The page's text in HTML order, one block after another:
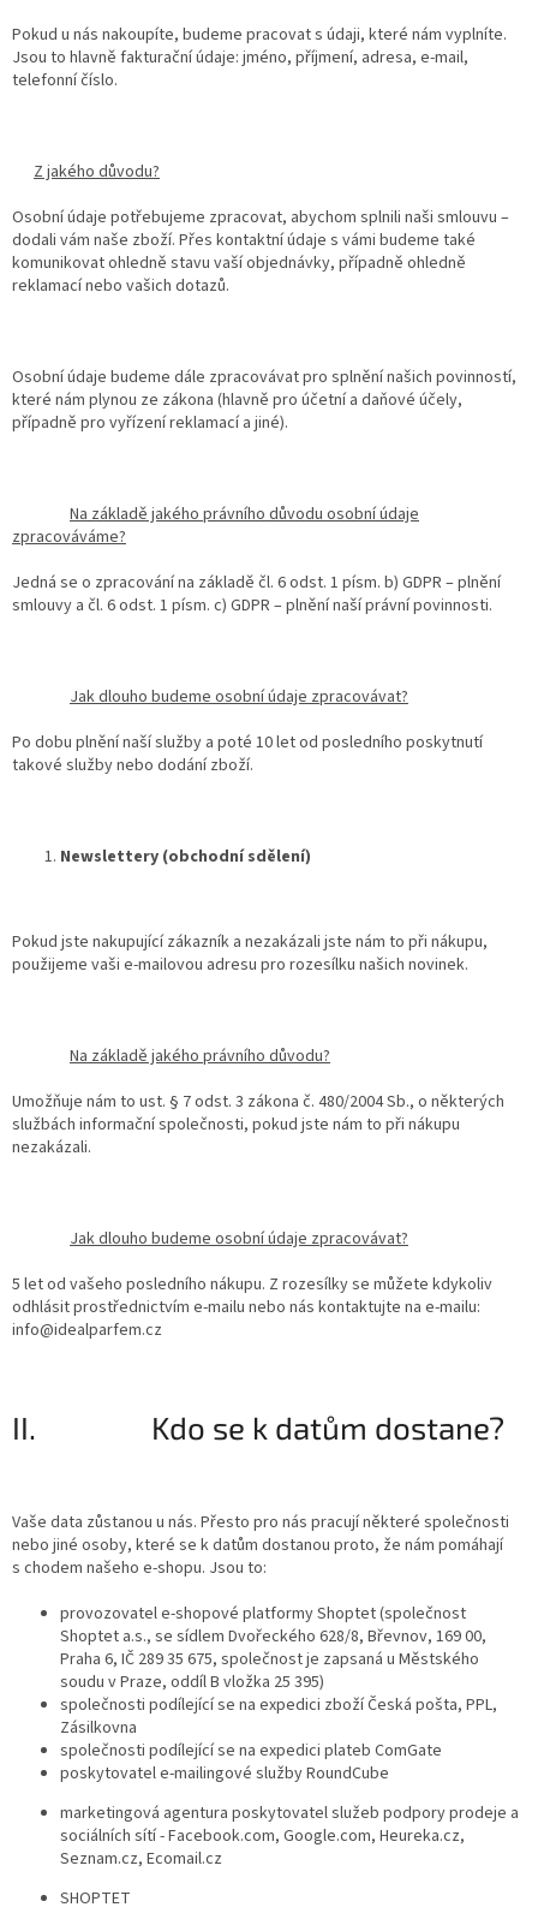
Pokud u nás nakoupíte, budeme pracovat s údaji, které nám vyplníte.
Jsou to hlavně fakturační údaje: jméno, příjmení, adresa, e-mail,
telefonní číslo.
Z jakého důvodu?
Osobní údaje potřebujeme zpracovat, abychom splnili naši smlouvu –
dodali vám naše zboží. Přes kontaktní údaje s vámi budeme také
komunikovat ohledně stavu vaší objednávky, případně ohledně
reklamací nebo vašich dotazů.
Osobní údaje budeme dále zpracovávat pro splnění našich povinností,
které nám plynou ze zákona (hlavně pro účetní a daňové účely,
případně pro vyřízení reklamací a jiné).
Na základě jakého právního důvodu osobní údaje
zpracováváme?
Jedná se o zpracování na základě čl. 6 odst. 1 písm. b) GDPR – plnění
smlouvy a čl. 6 odst. 1 písm. c) GDPR – plnění naší právní povinnosti.
Jak dlouho budeme osobní údaje zpracovávat?
Po dobu plnění naší služby a poté 10 let od posledního poskytnutí
takové služby nebo dodání zboží.
Newslettery (obchodní sdělení)
Pokud jste nakupující zákazník a nezakázali jste nám to při nákupu,
použijeme vaši e-mailovou adresu pro rozesílku našich novinek.
Na základě jakého právního důvodu?
Umožňuje nám to ust. § 7 odst. 3 zákona č. 480/2004 Sb., o některých
službách informační společnosti, pokud jste nám to při nákupu
nezakázali.
Jak dlouho budeme osobní údaje zpracovávat?
5 let od vašeho posledního nákupu. Z rozesílky se můžete kdykoliv
odhlásit prostřednictvím e-mailu nebo nás kontaktujte na e-mailu:
info@idealparfem.cz
II. Kdo se k datům dostane?
Vaše data zůstanou u nás. Přesto pro nás pracují některé společnosti
nebo jiné osoby, které se k datům dostanou proto, že nám pomáhají
s chodem našeho e-shopu. Jsou to:
provozovatel e-shopové platformy Shoptet (společnost
Shoptet a.s., se sídlem Dvořeckého 628/8, Břevnov, 169 00,
Praha 6, IČ 289 35 675, společnost je zapsaná u Městského
soudu v Praze, oddíl B vložka 25 395)
společnosti podílející se na expedici zboží Česká pošta, PPL,
Zásilkovna
společnosti podílející se na expedici plateb ComGate
poskytovatel e-mailingové služby RoundCube
marketingová agentura poskytovatel služeb podpory prodeje a
sociálních sítí - Facebook.com, Google.com, Heureka.cz,
Seznam.cz, Ecomail.cz
SHOPTET